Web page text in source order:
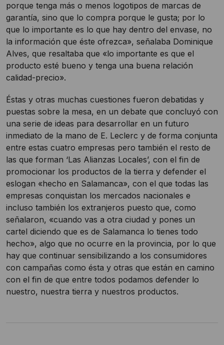
porque tenga más o menos logotipos de marcas de
garantía, sino que lo compra porque le gusta; por lo
que lo importante es lo que hay dentro del envase, no
la información que éste ofrezca», señalaba Dominique
Alves, que resaltaba que «lo importante es que el
producto esté bueno y tenga una buena relación
calidad-precio».
Éstas y otras muchas cuestiones fueron debatidas y
puestas sobre la mesa, en un debate que concluyó con
una serie de ideas para desarrollar en un futuro
inmediato de la mano de E. Leclerc y de forma conjunta
entre estas cuatro empresas pero también el resto de
las que forman ‘Las Alianzas Locales’, con el fin de
promocionar los productos de la tierra y defender el
eslogan «hecho en Salamanca», con el que todas las
empresas conquistan los mercados nacionales e
incluso también los extranjeros puesto que, como
señalaron, «cuando vas a otra ciudad y pones un
cartel diciendo que es de Salamanca lo tienes todo
hecho», algo que no ocurre en la provincia, por lo que
hay que continuar sensibilizando a los consumidores
con campañas como ésta y otras que están en camino
con el fin de que entre todos podamos defender lo
nuestro, nuestra tierra y nuestros productos.